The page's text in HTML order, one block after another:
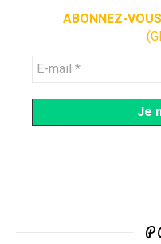
ABONNEZ-